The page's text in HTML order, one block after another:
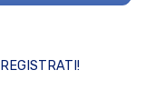
REGISTRATI!